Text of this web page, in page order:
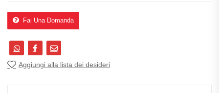
Fai Una Domanda
Aggiungi alla lista dei desideri